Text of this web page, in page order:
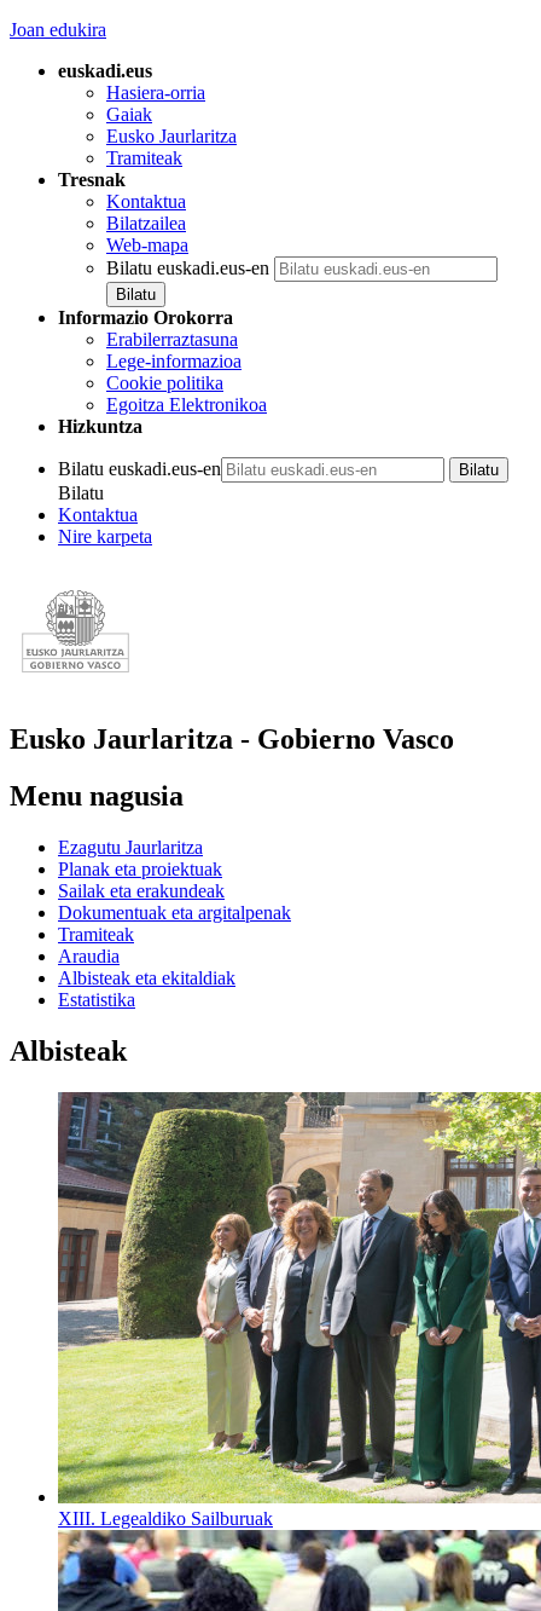
Joan edukira
euskadi.eus
Hasiera-orria
Gaiak
Eusko Jaurlaritza
Tramiteak
Tresnak
Kontaktua
Bilatzailea
Web-mapa
Bilatu euskadi.eus-en
Informazio Orokorra
Erabilerraztasuna
Lege-informazioa
Cookie politika
Egoitza Elektronikoa
Hizkuntza
Bilatu euskadi.eus-en
Bilatu
Kontaktua
Nire karpeta
Eusko Jaurlaritza - Gobierno Vasco
Menu nagusia
Ezagutu Jaurlaritza
Planak eta proiektuak
Sailak eta erakundeak
Dokumentuak eta argitalpenak
Tramiteak
Araudia
Albisteak eta ekitaldiak
Estatistika
Albisteak
XIII. Legealdiko Sailburuak